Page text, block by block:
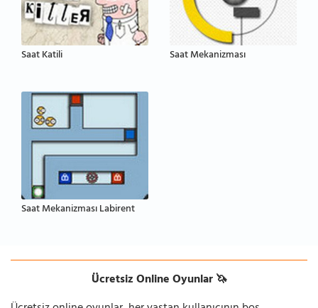
Saat Katili Saat Mekanizması
Saat Mekanizması Labirent
Ücretsiz Online Oyunlar 🦄